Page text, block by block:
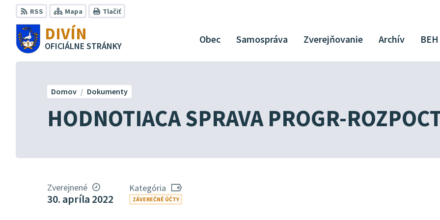
Preskočiť
na
obsah
RSS Mapa Tlačiť
DIVÍN
OFICIÁLNE STRÁNKY
Obec Samospráva Zverejňovanie Archív BEH
HODNOTIACA SPRAVA PROGR-
Domov Dokumenty
Zverejnené
30. apríla 2022
Kategória
ZÁVEREČNÉ ÚČTY